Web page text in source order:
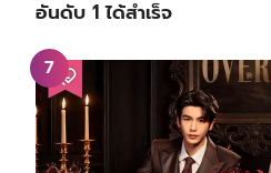
อันดับ 1 ได้สำเร็จ